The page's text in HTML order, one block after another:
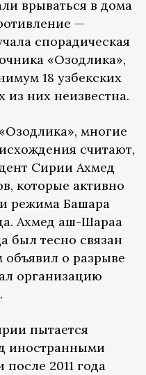
врываться в дома
—
спорадическая
«Озодлика»,
18 узбекских
из них неизвестна.
многие
считают,
Сирии Ахмед
которые активно
режима Башара
Ахмед аш-Шараа
был тесно связан
объявил о разрыве
организацию
пытается
иностранными
2011 года